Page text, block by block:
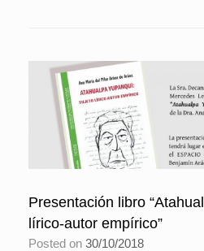
Presentación libro
lírico-autor empírico”
Posted on 30/10/2018